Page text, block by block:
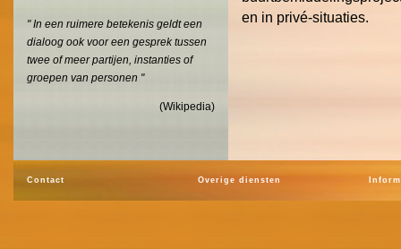
" In een ruimere betekenis geldt een
dialoog ook voor een gesprek tussen
twee of meer partijen, instanties of
groepen van personen "
(Wikipedia)
en in privé-situaties.
Contact Overige diensten